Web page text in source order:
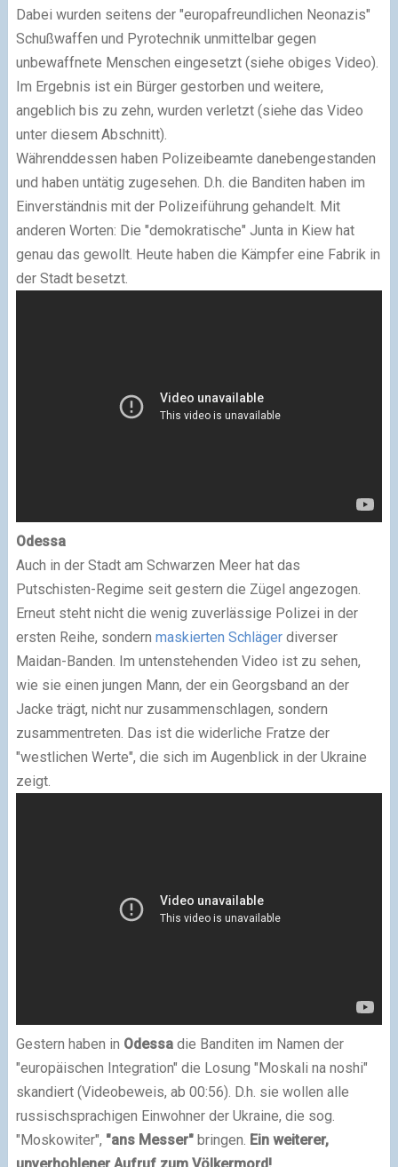
Dabei wurden seitens der "europafreundlichen Neonazis"
Schußwaffen und Pyrotechnik unmittelbar gegen
unbewaffnete Menschen eingesetzt (siehe obiges Video).
Im Ergebnis ist ein Bürger gestorben und weitere,
angeblich bis zu zehn, wurden verletzt (siehe das Video
unter diesem Abschnitt).
Währenddessen haben Polizeibeamte danebengestanden
und haben untätig zugesehen. D.h. die Banditen haben im
Einverständnis mit der Polizeiführung gehandelt. Mit
anderen Worten: Die "demokratische" Junta in Kiew hat
genau das gewollt. Heute haben die Kämpfer eine Fabrik in
der Stadt besetzt.
Odessa
Auch in der Stadt am Schwarzen Meer hat das
Putschisten-Regime seit gestern die Zügel angezogen.
Erneut steht nicht die wenig zuverlässige Polizei in der
ersten Reihe, sondern maskierten Schlägerdiverser
Maidan-Banden. Im untenstehenden Video ist zu sehen,
wie sie einen jungen Mann, der ein Georgsband an der
Jacke trägt, nicht nur zusammenschlagen, sondern
zusammentreten. Das ist die widerliche Fratze der
"westlichen Werte", die sich im Augenblick in der Ukraine
zeigt.
Gestern haben in Odessadie Banditen im Namen der
"europäischen Integration" die Losung "Moskali na noshi"
skandiert (Videobeweis, ab 00:56). D.h. sie wollen alle
russischsprachigen Einwohner der Ukraine, die sog.
"Moskowiter", "ans Messer"bringen. Ein weiterer,